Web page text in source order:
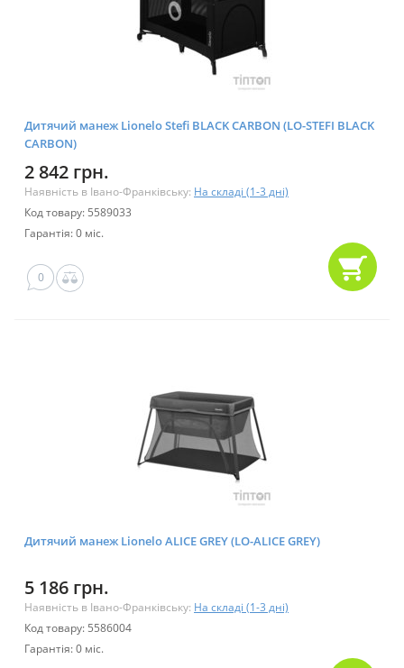
Дитячий манеж Lionelo Stefi BLACK CARBON (LO-STEFI BLACK
CARBON)
2 842 грн.
Наявність в Івано-Франківську: На складі (1-3 дні)
Код товару: 5589033
Гарантія: 0 міс.
0
Дитячий манеж Lionelo ALICE GREY (LO-ALICE GREY)
5 186 грн.
Наявність в Івано-Франківську: На складі (1-3 дні)
Код товару: 5586004
Гарантія: 0 міс.